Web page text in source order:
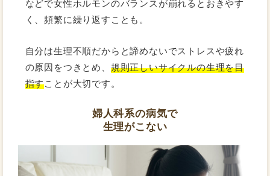
などで女性ホルモンのバランスが崩れるとおきやす
く、頻繁に繰り返すことも。
自分は生理不順だからと諦めないでストレスや疲れ
の原因をつきとめ、 規則正しいサイクルの生理を目
指すことが大切です。
婦人科系の病気で
生理がこない